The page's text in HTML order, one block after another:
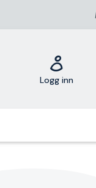
Logg inn